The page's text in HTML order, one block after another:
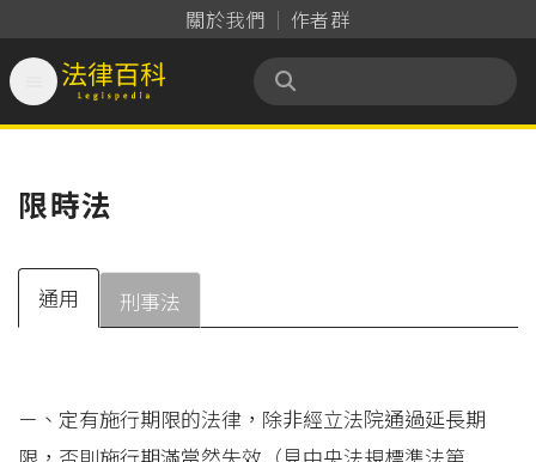
關於我們 作者群
法律百科 Legispedia
限時法
通用 刑事法
ㄧ、定有施行期限的法律，除非經立法院通過延長期